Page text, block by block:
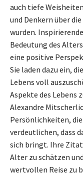
auch tiefe
und Denkern über
wurden.
Bedeutung des
eine positive
Sie laden dazu ein,
Lebens voll
Aspekte des Lebens
Alexandre
Persönlichkeiten,
verdeutlichen, dass
sich bringt. Ihre
Alter zu schätzen
wertvollen Reise zu